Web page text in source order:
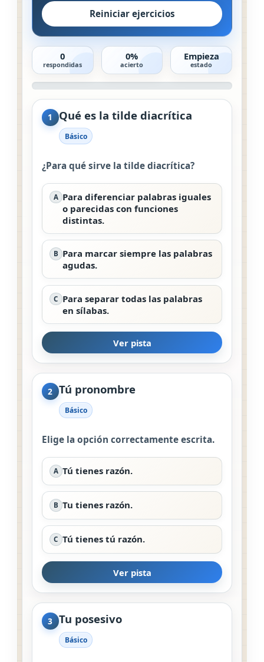
Reiniciar ejercicios
0
respondidas
0%
acierto
Empieza
estado
1 Qué es la tilde diacrítica
Básico
¿Para qué sirve la tilde diacrítica?
A Para diferenciar palabras iguales
o parecidas con funciones
distintas.
B Para marcar siempre las palabras
agudas.
C Para separar todas las palabras
en sílabas.
Ver pista
2 Tú pronombre
Básico
Elige la opción correctamente escrita.
A Tú tienes razón.
B Tu tienes razón.
C Tú tienes tú razón.
Ver pista
3 Tu posesivo
Básico